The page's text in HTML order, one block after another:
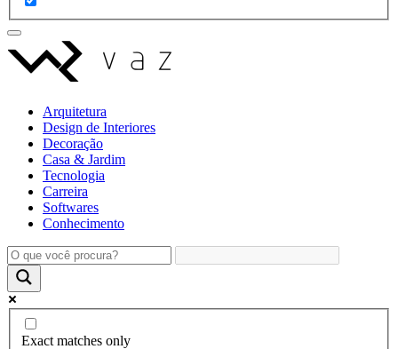
Arquitetura
Design de Interiores
Decoração
Casa & Jardim
Tecnologia
Carreira
Softwares
Conhecimento
Exact matches only